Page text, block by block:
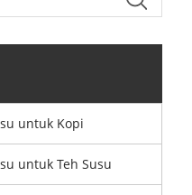
untuk Kopi
untuk Teh Susu